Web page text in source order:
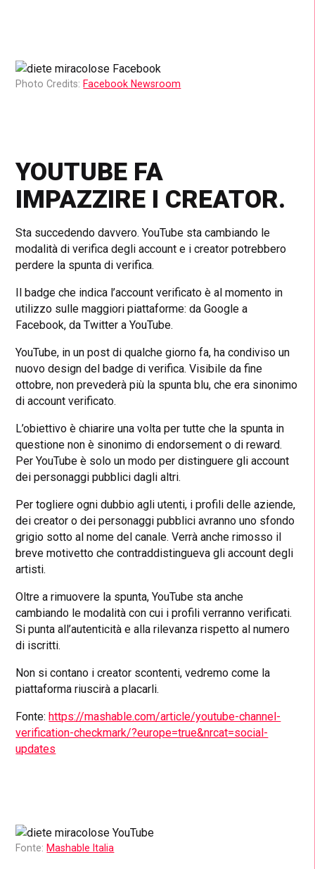
Photo Credits: Facebook Newsroom
YOUTUBE FA
IMPAZZIRE I CREATOR.
Sta succedendo davvero. YouTube sta cambiando le
modalità di verifica degli account e i creator potrebbero
perdere la spunta di verifica.
Il badge che indica l’account verificato è al momento in
utilizzo sulle maggiori piattaforme: da Google a
Facebook, da Twitter a YouTube.
YouTube, in un post di qualche giorno fa, ha condiviso un
nuovo design del badge di verifica. Visibile da fine
ottobre, non prevederà più la spunta blu, che era sinonimo
di account verificato.
L’obiettivo è chiarire una volta per tutte che la spunta in
questione non è sinonimo di endorsement o di reward.
Per YouTube è solo un modo per distinguere gli account
dei personaggi pubblici dagli altri.
Per togliere ogni dubbio agli utenti, i profili delle aziende,
dei creator o dei personaggi pubblici avranno uno sfondo
grigio sotto al nome del canale. Verrà anche rimosso il
breve motivetto che contraddistingueva gli account degli
artisti.
Oltre a rimuovere la spunta, YouTube sta anche
cambiando le modalità con cui i profili verranno verificati.
Si punta all’autenticità e alla rilevanza rispetto al numero
di iscritti.
Non si contano i creator scontenti, vedremo come la
piattaforma riuscirà a placarli.
Fonte: https://mashable.com/article/youtube-channel-
verification-checkmark/?europe=true&nrcat=social-
updates
Fonte: Mashable Italia